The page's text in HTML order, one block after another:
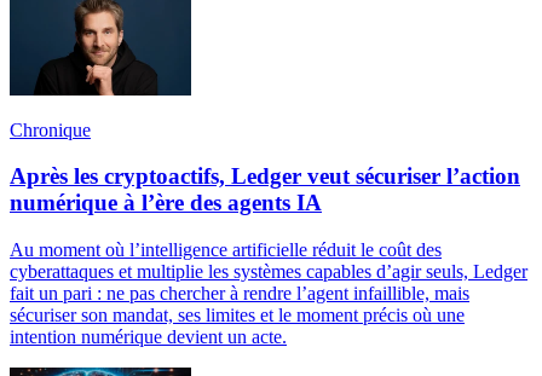
Chronique
Après les cryptoactifs, Ledger veut sécuriser l’action
numérique à l’ère des agents IA
Au moment où l’intelligence artificielle réduit le coût des
cyberattaques et multiplie les systèmes capables d’agir seuls, Ledger
fait un pari : ne pas chercher à rendre l’agent infaillible, mais
sécuriser son mandat, ses limites et le moment précis où une
intention numérique devient un acte.